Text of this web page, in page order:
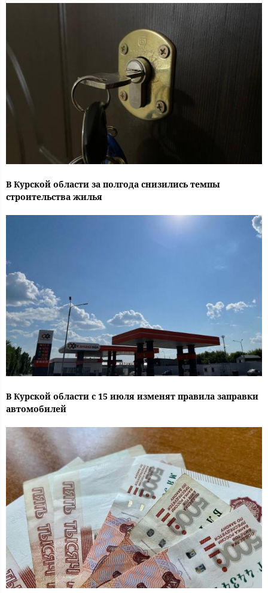
В Курской области за полгода снизились темпы
строительства жилья
В Курской области с 15 июля изменят правила заправки
автомобилей